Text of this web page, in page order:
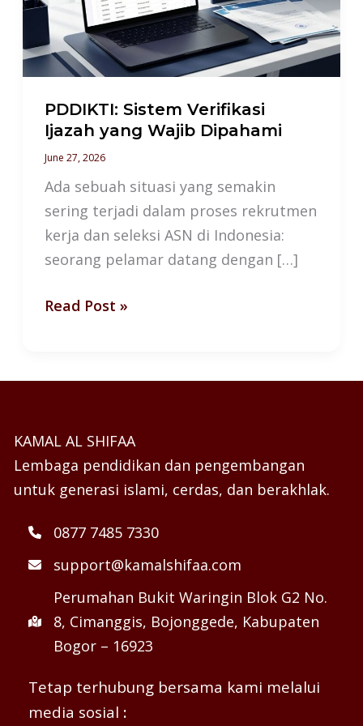
PDDIKTI: Sistem Verifikasi
Ijazah yang Wajib Dipahami
June 27, 2026
Ada sebuah situasi yang semakin
sering terjadi dalam proses rekrutmen
kerja dan seleksi ASN di Indonesia:
seorang pelamar datang dengan […]
yang
Wajib
Dipahami
Read Post »
KAMAL AL SHIFAA
Lembaga pendidikan dan pengembangan
untuk generasi islami, cerdas, dan berakhlak.
0877 7485 7330
support@kamalshifaa.com
Perumahan Bukit Waringin Blok G2 No.
8, Cimanggis, Bojonggede, Kabupaten
Bogor – 16923
Tetap terhubung bersama kami melalui
media sosial :